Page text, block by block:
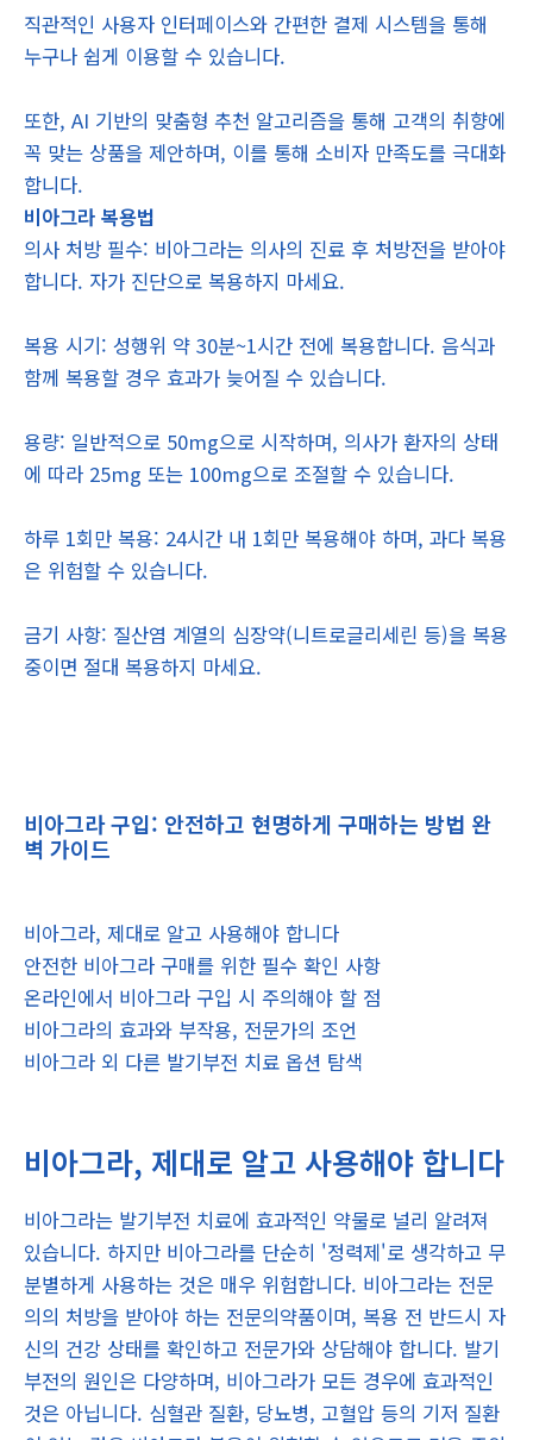
직관적인 사용자 인터페이스와 간편한 결제 시스템을 통해
누구나 쉽게 이용할 수 있습니다.
또한, AI 기반의 맞춤형 추천 알고리즘을 통해 고객의 취향에
꼭 맞는 상품을 제안하며, 이를 통해 소비자 만족도를 극대화
합니다.
비아그라 복용법
의사 처방 필수: 비아그라는 의사의 진료 후 처방전을 받아야
합니다. 자가 진단으로 복용하지 마세요.
복용 시기: 성행위 약 30분~1시간 전에 복용합니다. 음식과
함께 복용할 경우 효과가 늦어질 수 있습니다.
용량: 일반적으로 50mg으로 시작하며, 의사가 환자의 상태
에 따라 25mg 또는 100mg으로 조절할 수 있습니다.
하루 1회만 복용: 24시간 내 1회만 복용해야 하며, 과다 복용
은 위험할 수 있습니다.
금기 사항: 질산염 계열의 심장약(니트로글리세린 등)을 복용
중이면 절대 복용하지 마세요.
비아그라 구입: 안전하고 현명하게 구매하는 방법 완
벽 가이드
비아그라, 제대로 알고 사용해야 합니다
안전한 비아그라 구매를 위한 필수 확인 사항
온라인에서 비아그라 구입 시 주의해야 할 점
비아그라의 효과와 부작용, 전문가의 조언
비아그라 외 다른 발기부전 치료 옵션 탐색
비아그라, 제대로 알고 사용해야 합니다
비아그라는 발기부전 치료에 효과적인 약물로 널리 알려져
있습니다. 하지만 비아그라를 단순히 '정력제'로 생각하고 무
분별하게 사용하는 것은 매우 위험합니다. 비아그라는 전문
의의 처방을 받아야 하는 전문의약품이며, 복용 전 반드시 자
신의 건강 상태를 확인하고 전문가와 상담해야 합니다. 발기
부전의 원인은 다양하며, 비아그라가 모든 경우에 효과적인
것은 아닙니다. 심혈관 질환, 당뇨병, 고혈압 등의 기저 질환